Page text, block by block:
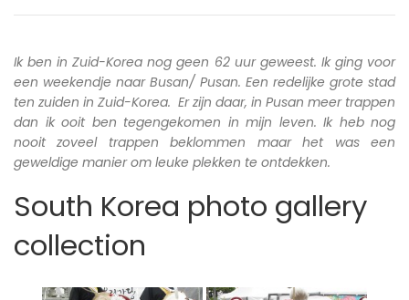
Ik ben in Zuid-Korea nog geen 62 uur geweest. Ik ging voor
een weekendje naar Busan/ Pusan. Een redelijke grote stad
ten zuiden in Zuid-Korea. Er zijn daar, in Pusan meer trappen
dan ik ooit ben tegengekomen in mijn leven. Ik heb nog
nooit zoveel trappen beklommen maar het was een
geweldige manier om leuke plekken te ontdekken.
South Korea photo gallery
collection